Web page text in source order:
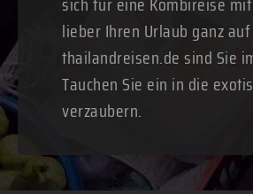
lieber Ihren Urlaub ganz
thailandreisen.de sind Sie
Tauchen Sie ein in die
verzaubern.